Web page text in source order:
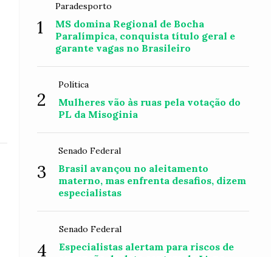
1
Paradesporto
MS domina Regional de Bocha
Paralímpica, conquista título geral e
garante vagas no Brasileiro
2
Política
Mulheres vão às ruas pela votação do
PL da Misoginia
3
Senado Federal
Brasil avançou no aleitamento
materno, mas enfrenta desafios, dizem
especialistas
4
Senado Federal
Especialistas alertam para riscos de